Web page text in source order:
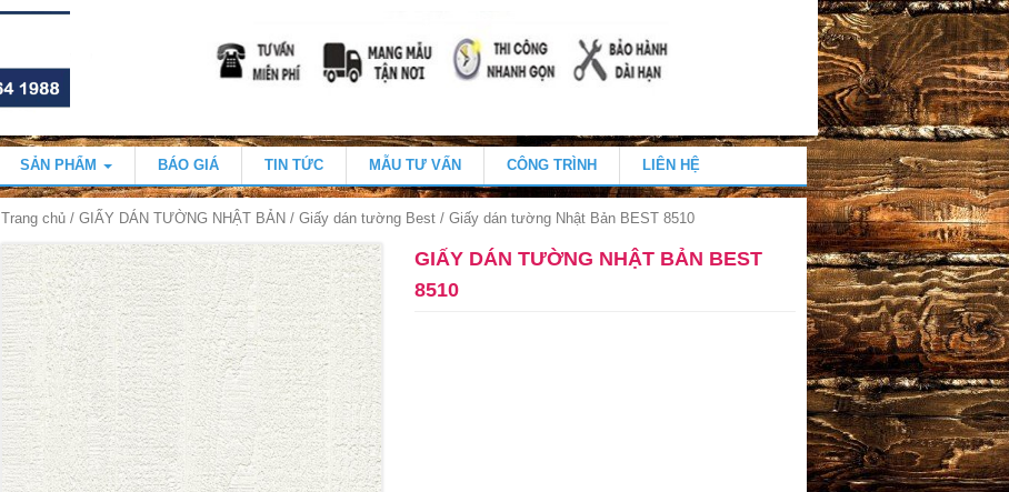
SẢN PHẨM BÁO GIÁ TIN TỨC MẪU TƯ VẤN CÔNG TRÌNH LIÊN HỆ
Trang chủ / GIẤY DÁN TƯỜNG NHẬT BẢN / Giấy dán tường Best / Giấy dán tường Nhật Bản BEST 8510
GIẤY DÁN TƯỜNG NHẬT BẢN BEST
8510